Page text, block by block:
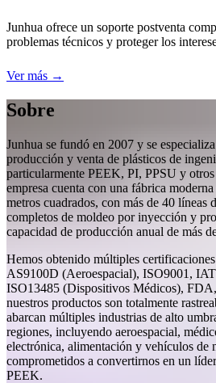
Junhua ofrece un soporte postventa
problemas técnicos y proteger los
Ver más →
Sobre
Junhua se fundó en 2007 y se
producción y venta de plásticos de
particularmente PEEK, PI, PPSU y
empresa cuenta con una fábrica
metros cuadrados, con más de 40 líneas
completos de moldeo por inyección y
capacidad de producción anual de más
Hemos obtenido múltiples
AS9100D (Aeroespacial), ISO9001,
ISO13485 (Dispositivos Médicos),
nuestros productos son totalmente
abarcan múltiples industrias de alto
regiones, incluyendo aeroespacial,
electrónica, alimentación y vehículos de
comprometidos a convertirnos en un
PEEK.